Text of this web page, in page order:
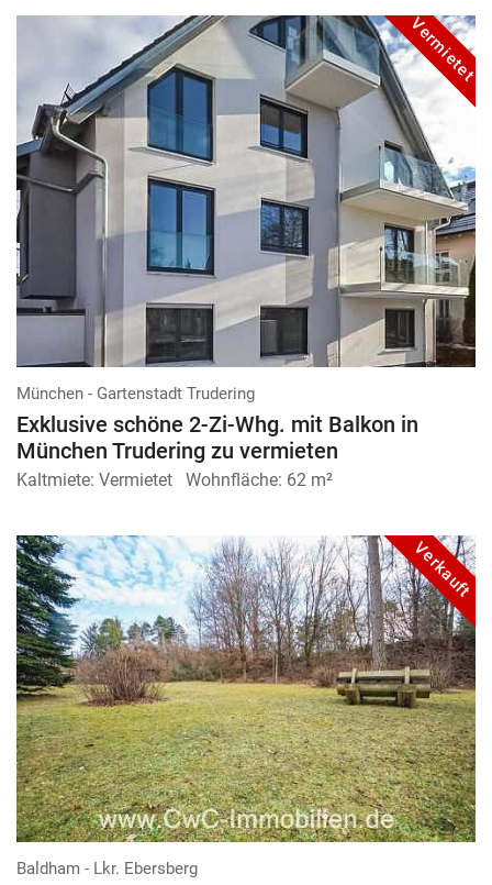
Vermietet
München - Gartenstadt Trudering
Exklusive schöne 2-Zi-Whg. mit Balkon in
München Trudering zu vermieten
Kaltmiete: Vermietet Wohnfläche: 62 m²
Verkauft
Baldham - Lkr. Ebersberg